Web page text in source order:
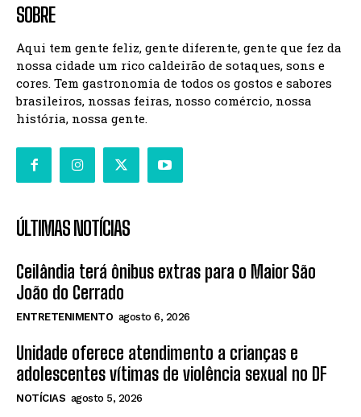
SOBRE
Aqui tem gente feliz, gente diferente, gente que fez da
nossa cidade um rico caldeirão de sotaques, sons e
cores. Tem gastronomia de todos os gostos e sabores
brasileiros, nossas feiras, nosso comércio, nossa
história, nossa gente.
ÚLTIMAS NOTÍCIAS
Ceilândia terá ônibus extras para o Maior São
João do Cerrado
ENTRETENIMENTO agosto 6, 2026
Unidade oferece atendimento a crianças e
adolescentes vítimas de violência sexual no DF
NOTÍCIAS agosto 5, 2026